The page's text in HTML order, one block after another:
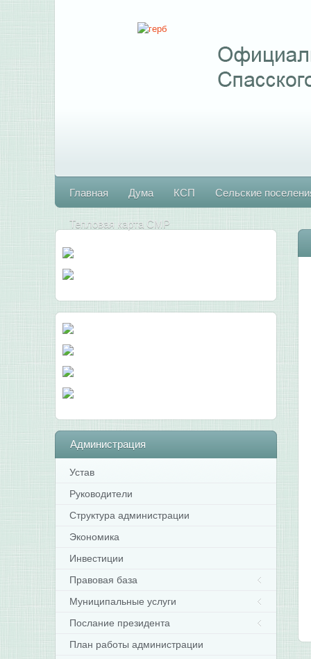
Главная Дума КСП Сельские
Тепловая карта СМР
Администрация
Устав
Руководители
Структура администрации
Экономика
Инвестиции
Правовая база
Муниципальные услуги
Послание президента
План работы администрации